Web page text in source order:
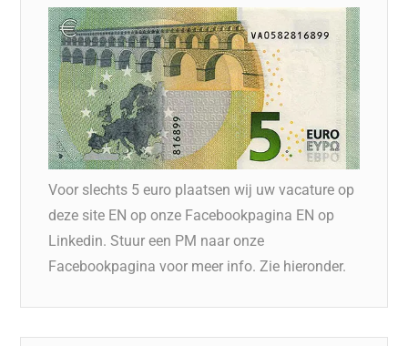
Voor slechts 5 euro plaatsen wij uw vacature op
deze site EN op onze Facebookpagina EN op
Linkedin. Stuur een PM naar onze
Facebookpagina voor meer info. Zie hieronder.